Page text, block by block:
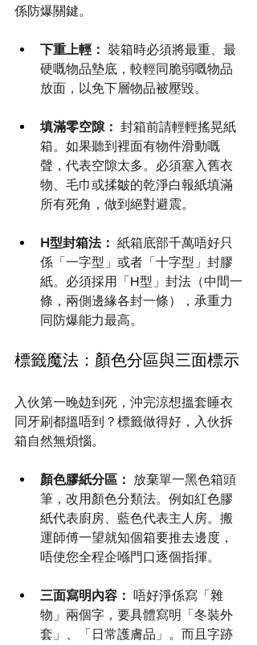
係防爆關鍵。
下重上輕： 裝箱時必須將最重、最
硬嘅物品墊底，較輕同脆弱嘅物品
放面，以免下層物品被壓毀。
填滿零空隙： 封箱前請輕輕搖晃紙
箱。如果聽到裡面有物件滑動嘅
聲，代表空隙太多。必須塞入舊衣
物、毛巾或揉皺的乾淨白報紙填滿
所有死角，做到絕對避震。
H型封箱法： 紙箱底部千萬唔好只
係「一字型」或者「十字型」封膠
紙。必須採用「H型」封法（中間一
條，兩側邊緣各封一條），承重力
同防爆能力最高。
標籤魔法：顏色分區與三面標示
入伙第一晚攰到死，沖完涼想搵套睡衣
同牙刷都搵唔到？標籤做得好，入伙拆
箱自然無煩惱。
顏色膠紙分區： 放棄單一黑色箱頭
筆，改用顏色分類法。例如紅色膠
紙代表廚房、藍色代表主人房。搬
運師傅一望就知個箱要推去邊度，
唔使您全程企喺門口逐個指揮。
三面寫明內容： 唔好淨係寫「雜
物」兩個字，要具體寫明「冬裝外
套」、「日常護膚品」。而且字跡